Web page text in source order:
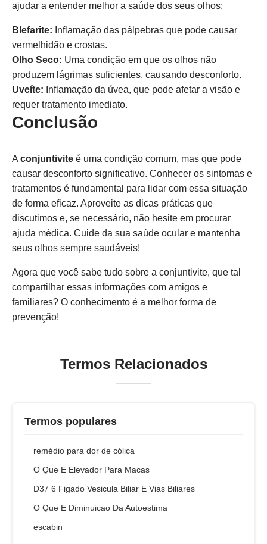
ajudar a entender melhor a saúde dos seus olhos:
Blefarite: Inflamação das pálpebras que pode causar
vermelhidão e crostas.
Olho Seco: Uma condição em que os olhos não
produzem lágrimas suficientes, causando desconforto.
Uveíte: Inflamação da úvea, que pode afetar a visão e
requer tratamento imediato.
Conclusão
A conjuntivite é uma condição comum, mas que pode
causar desconforto significativo. Conhecer os sintomas e
tratamentos é fundamental para lidar com essa situação
de forma eficaz. Aproveite as dicas práticas que
discutimos e, se necessário, não hesite em procurar
ajuda médica. Cuide da sua saúde ocular e mantenha
seus olhos sempre saudáveis!
Agora que você sabe tudo sobre a conjuntivite, que tal
compartilhar essas informações com amigos e
familiares? O conhecimento é a melhor forma de
prevenção!
Termos Relacionados
Termos populares
remédio para dor de cólica
O Que E Elevador Para Macas
D37 6 Figado Vesicula Biliar E Vias Biliares
O Que E Diminuicao Da Autoestima
escabin